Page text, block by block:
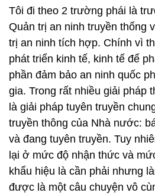
Tôi đi theo 2 trường phái là
Quản trị an ninh truyền thống
trị an ninh tích hợp. Chính vì
phát triển kinh tế, kinh tế để
phần đảm bảo an ninh quốc
gia. Trong rất nhiều giải pháp
là giải pháp tuyên truyền
truyền thông của Nhà nước:
và đang tuyên truyền. Tuy
lại ở mức độ nhận thức và
khẩu hiệu là cần phải nhưng
được là một câu chuyện vô